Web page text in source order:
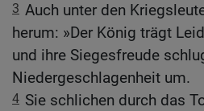
3 Auch unter den
herum: »Der König trägt
und ihre Siegesfreude
Niedergeschlagenheit um.
4 Sie schlichen durch das